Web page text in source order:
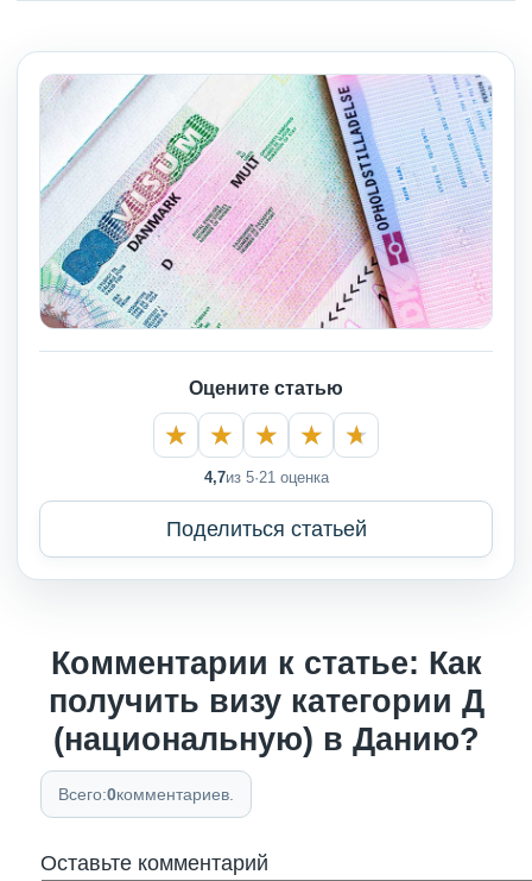
Оцените статью
4,7из 5·21 оценка
Поделиться статьей
Комментарии к статье: Как
получить визу категории Д
(национальную) в Данию?
Всего:0комментариев.
Оставьте комментарий